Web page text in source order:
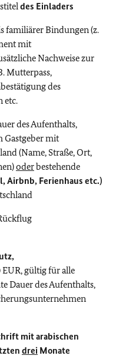
des Einladers
familiärer Bindungen (z.
mit
Nachweise zur
Mutterpass,
des
etc.
des Aufenthalts,
Gastgeber mit
(Name, Straße, Ort,
oderbestehende
Airbnb, Ferienhaus etc.)
gültig für alle
Dauer des Aufenthalts,
mit arabischen
drei Monate